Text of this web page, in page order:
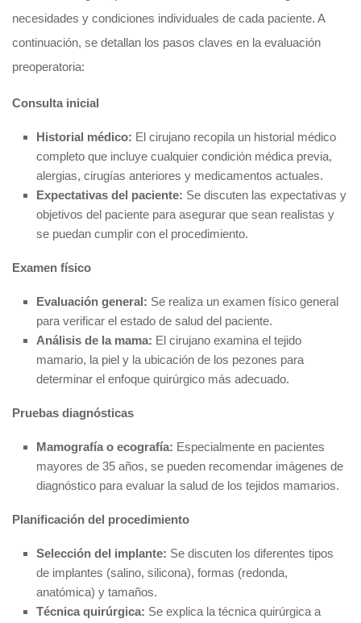
necesidades y condiciones individuales de cada paciente. A
continuación, se detallan los pasos claves en la evaluación
preoperatoria:
Consulta inicial
Historial médico: El cirujano recopila un historial médico
completo que incluye cualquier condición médica previa,
alergias, cirugías anteriores y medicamentos actuales.
Expectativas del paciente: Se discuten las expectativas y
objetivos del paciente para asegurar que sean realistas y
se puedan cumplir con el procedimiento.
Examen físico
Evaluación general: Se realiza un examen físico general
para verificar el estado de salud del paciente.
Análisis de la mama: El cirujano examina el tejido
mamario, la piel y la ubicación de los pezones para
determinar el enfoque quirúrgico más adecuado.
Pruebas diagnósticas
Mamografía o ecografía: Especialmente en pacientes
mayores de 35 años, se pueden recomendar imágenes de
diagnóstico para evaluar la salud de los tejidos mamarios.
Planificación del procedimiento
Selección del implante: Se discuten los diferentes tipos
de implantes (salino, silicona), formas (redonda,
anatómica) y tamaños.
Técnica quirúrgica: Se explica la técnica quirúrgica a